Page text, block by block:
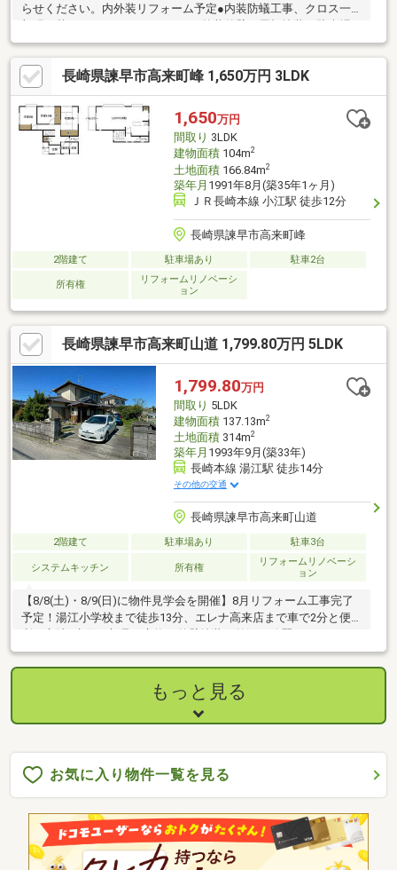
らせください。内外装リフォーム予定●内装防蟻工事、クロス一
拡張工事【おすすめポイント】・本物件は条件により住宅ローン
減税が適用されます。・シロアリ防除工事施工後5年間保証・お客
様に合わせたローンの組み方や金融機関をご提案。住宅ローンが
初めての方でもお気軽にご相談ください【周辺施設】・高来西小
学校600ｍ（徒歩8分）・高来中学校2500ｍ（徒歩32分/自転車10
分）・Aコープほっこう店様1100ｍ（車
長崎県諫早市高来町峰 1,650万円 3LDK
1,650万円
間取り 3LDK
建物面積104m2
土地面積166.84m2
築年月 1991年8月(築35年1ヶ月)
ＪＲ長崎本線 小江駅 徒歩12分
長崎県諫早市高来町峰
2階建て 駐車場あり 駐車2台
所有権
リフォームリノベーシ
ョン
長崎県諫早市高来町山道 1,799.80万円 5LDK
1,799.80万円
間取り 5LDK
建物面積137.13m2
土地面積314m2
築年月 1993年9月(築33年)
長崎本線 湯江駅 徒歩14分
その他の交通
長崎県諫早市高来町山道
2階建て 駐車場あり 駐車3台
システムキッチン 所有権
リフォームリノベーシ
ョン
【8/8(土)・8/9(日)に物件見学会を開催】8月リフォーム工事完了
予定！湯江小学校まで徒歩13分、エレナ高来店まで車で2分と便
もっと見る
お気に入り物件一覧を見る